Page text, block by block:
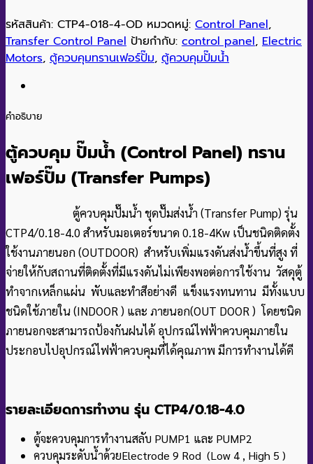
รหัสสินค้า: CTP4-018-4-OD หมวดหมู่: Control Panel,
Transfer Control Panel ป้ายกำกับ: control panel, Electric
Motors, ตู้ควบคุมทรานเฟอร์ปั๊ม, ตู้ควบคุมปั๊มน้ำ
คำอธิบาย
ตู้ควบคุม ปั๊มน้ำ (Control Panel) ทราน
เฟอร์ปั๊ม (Transfer Pumps)
ตู้ควบคุมปั๊มน้ำ ชุดปั๊มส่งน้ำ (Transfer Pump) รุ่น
CTP4/0.18-4.0 สำหรับมอเตอร์ขนาด 0.18-4Kw เป็นชนิดติดตั้ง
ใช้งานภายนอก (OUTDOOR) สำหรับเพิ่มแรงดันส่งน้ำขึ้นที่สูง ที่
จ่ายให้กับสถานที่ติดตั้งที่มีแรงดันไม่เพียงพอต่อการใช้งาน วัสดุตู้
ทำจากเหล็กแผ่น พับและทำสีอย่างดี แข็งแรงทนทาน มีทั้งแบบ
ชนิดใช้ภายใน (INDOOR ) และ ภายนอก(OUT DOOR ) โดยชนิด
ภายนอกจะสามารถป้องกันฝนได้ อุปกรณ์ไฟฟ้าควบคุมภายใน
ประกอบไปอุปกรณ์ไฟฟ้าควบคุมที่ได้คุณภาพ มีการทำงานได้ดี
รายละเอียดการทำงาน รุ่น CTP4/0.18-4.0
ตู้จะควบคุมการทำงานสลับ PUMP1 และ PUMP2
ควบคุมระดับน้ำด้วยElectrode 9 Rod (Low 4 , High 5 )